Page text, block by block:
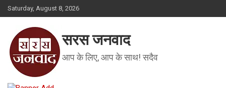
Skip
to
Saturday, August 8, 2026
सरस जनवाद
आप के लिए, आप के साथ! सदैव